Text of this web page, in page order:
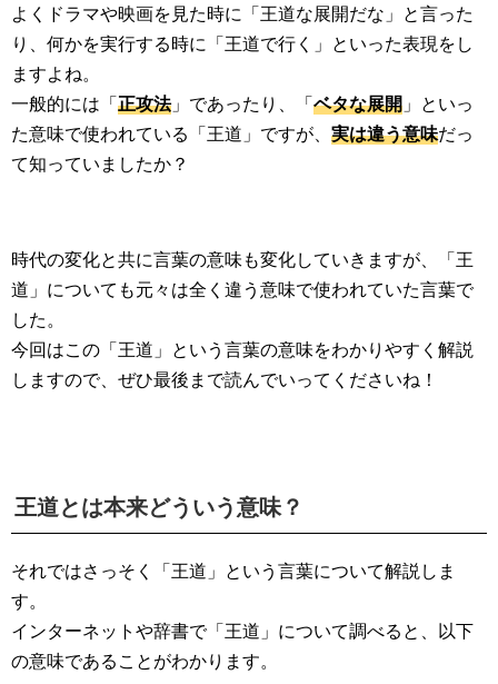
よくドラマや映画を見た時に「王道な展開だな」と言った
り、何かを実行する時に「王道で行く」といった表現をし
ますよね。
一般的には「正攻法」であったり、「ベタな展開 」といっ
た意味で使われている「王道」ですが、 実は違う意味だっ
て知っていましたか？
時代の変化と共に言葉の意味も変化していきますが、「王
道」についても元々は全く違う意味で使われていた言葉で
した。
今回はこの「王道」という言葉の意味をわかりやすく解説
しますので、ぜひ最後まで読んでいってくださいね！
王道とは本来どういう意味？
それではさっそく「王道」という言葉について解説しま
す。
インターネットや辞書で「王道」について調べると、以下
の意味であることがわかります。